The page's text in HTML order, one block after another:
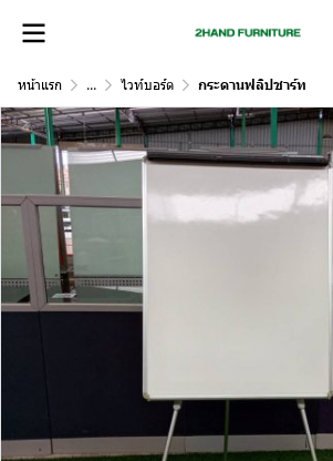
หน้าแรก ... ไวท์บอร์ด กระดานฟลิปชาร์ท